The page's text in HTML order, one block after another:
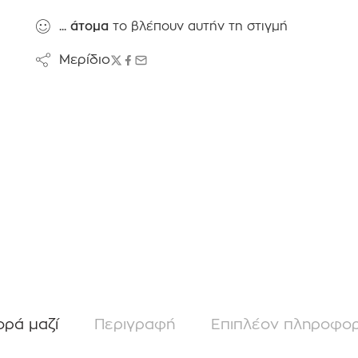
... άτομα το βλέπουν αυτήν τη στιγμή
Μερίδιο
μαζί Περιγραφή Επιπλέον